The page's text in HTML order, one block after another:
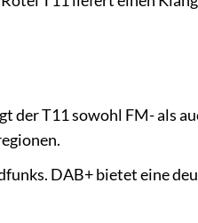
der T11 sowohl FM- als
DAB+ bietet eine